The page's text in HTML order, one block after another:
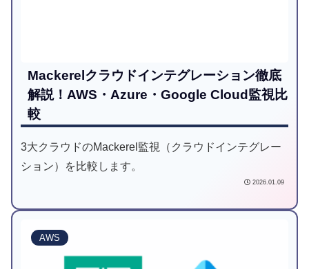
Mackerelクラウドインテグレーション徹底
解説！AWS・Azure・Google Cloud監視比
較
3大クラウドのMackerel監視（クラウドインテグレー
ション）を比較します。
2026.01.09
AWS